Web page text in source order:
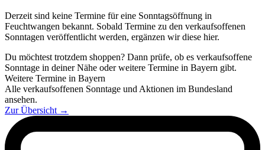
Derzeit sind keine Termine für eine Sonntagsöffnung in
Feuchtwangen bekannt. Sobald Termine zu den verkaufsoffenen
Sonntagen veröffentlicht werden, ergänzen wir diese hier.
Du möchtest trotzdem shoppen? Dann prüfe, ob es verkaufsoffene
Sonntage in deiner Nähe oder weitere Termine in Bayern gibt.
Weitere Termine in Bayern
Alle verkaufsoffenen Sonntage und Aktionen im Bundesland
ansehen.
Zur Übersicht →